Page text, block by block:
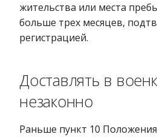
жительства или места
больше трех месяцев,
регистрацией.
Доставлять в
незаконно
Раньше пункт 10